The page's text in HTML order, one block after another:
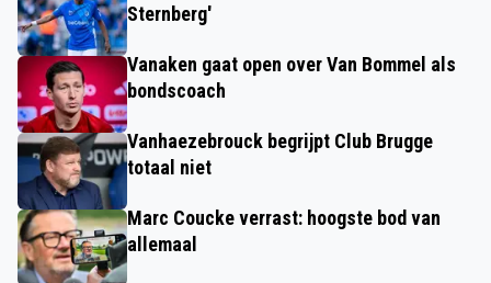
Sternberg'
Vanaken gaat open over Van Bommel als
bondscoach
Vanhaezebrouck begrijpt Club Brugge
totaal niet
Marc Coucke verrast: hoogste bod van
allemaal